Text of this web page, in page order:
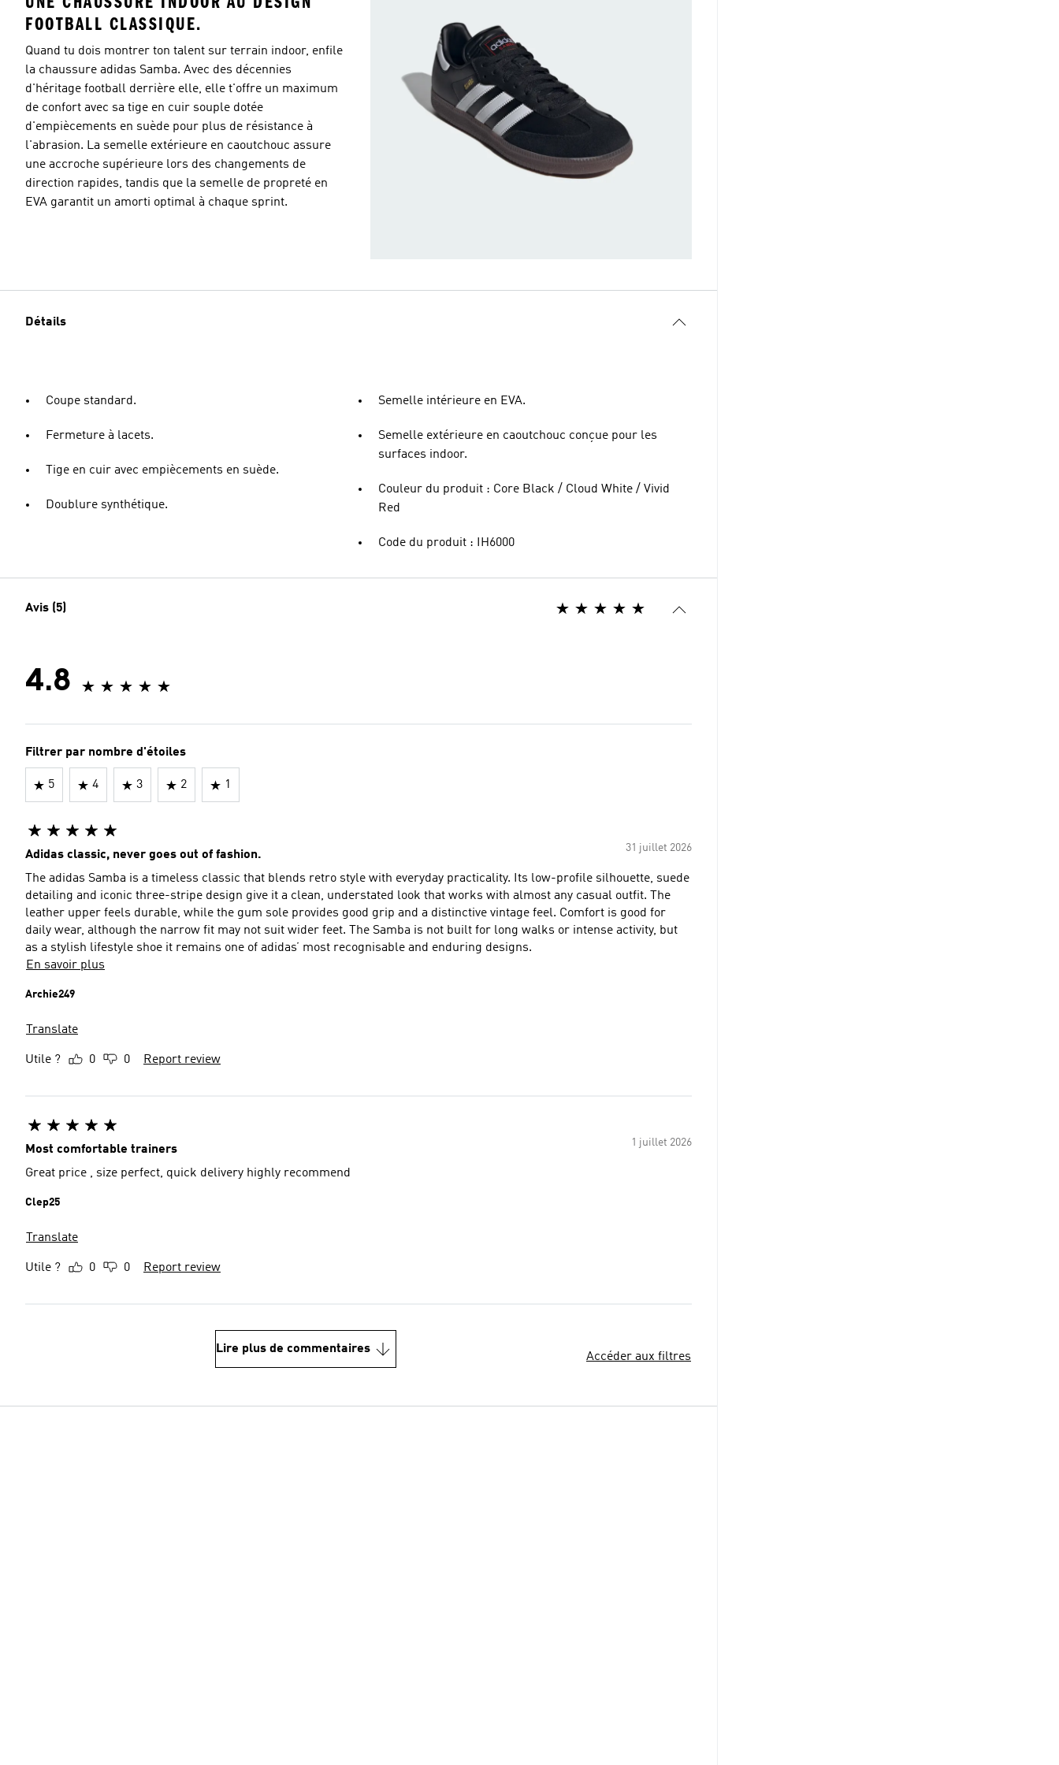
FOOTBALL CLASSIQUE.
Quand tu dois montrer ton talent sur terrain indoor, enfile
la chaussure adidas Samba. Avec des décennies
d'héritage football derrière elle, elle t'offre un maximum
de confort avec sa tige en cuir souple dotée
d'empiècements en suède pour plus de résistance à
l'abrasion. La semelle extérieure en caoutchouc assure
une accroche supérieure lors des changements de
direction rapides, tandis que la semelle de propreté en
EVA garantit un amorti optimal à chaque sprint.
Détails
Coupe standard.
Fermeture à lacets.
Tige en cuir avec empiècements en suède.
Doublure synthétique.
Semelle intérieure en EVA.
Semelle extérieure en caoutchouc conçue pour les
surfaces indoor.
Couleur du produit : Core Black / Cloud White / Vivid
Red
Code du produit : IH6000
Avis (5)
4.8
Filtrer par nombre d'étoiles
5 4 3 2 1
31 juillet 2026
Adidas classic, never goes out of fashion.
The adidas Samba is a timeless classic that blends retro style with everyday practicality. Its low-profile silhouette, suede
detailing and iconic three-stripe design give it a clean, understated look that works with almost any casual outfit. The
leather upper feels durable, while the gum sole provides good grip and a distinctive vintage feel. Comfort is good for
daily wear, although the narrow fit may not suit wider feet. The Samba is not built for long walks or intense activity, but
as a stylish lifestyle shoe it remains one of adidas’ most recognisable and enduring designs.
En savoir plus
Archie249
Translate
Utile ? 0 0 Report review
1 juillet 2026
Most comfortable trainers
Great price , size perfect, quick delivery highly recommend
Clep25
Translate
Utile ? 0 0 Report review
Lire plus de commentaires
Accéder aux filtres